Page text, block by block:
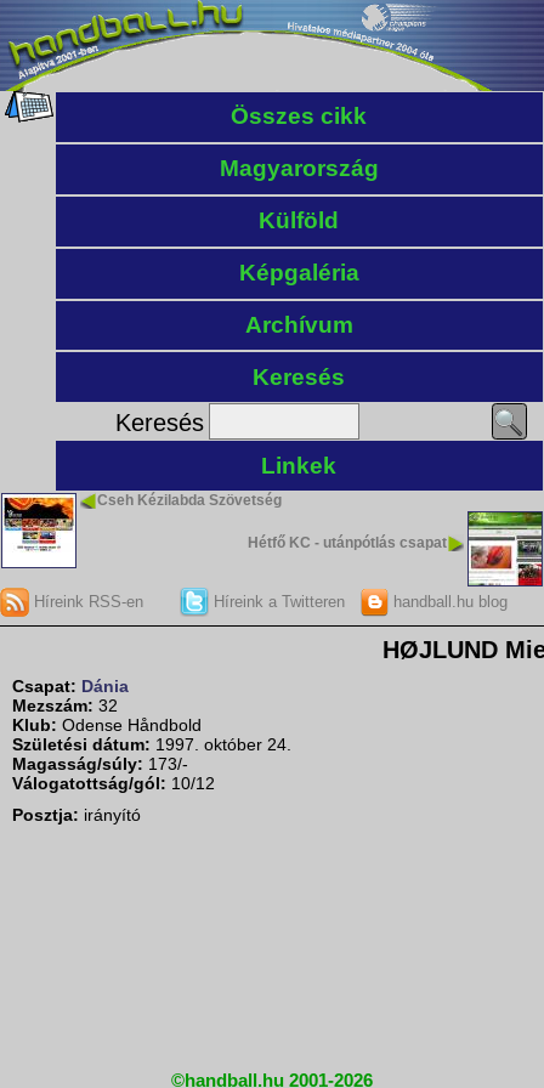
Összes cikk
Magyarország
Külföld
Képgaléria
Archívum
Keresés
Keresés
Linkek
Cseh Kézilabda Szövetség
Hétfő KC - utánpótlás csapat
Híreink RSS-en Híreink a Twitteren handball.hu blog
HØJLUND
Csapat: Dánia
Mezszám: 32
Klub: Odense Håndbold
Születési dátum: 1997. október 24.
Magasság/súly: 173/-
Válogatottság/gól: 10/12
Posztja: irányító
©handball.hu 2001-2026